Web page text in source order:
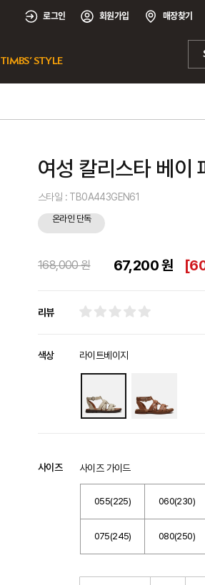
로그인 회원가입 매장찾기
TIMBS’ STYLE
여성 칼리스타 베이
스타일 : TB0A443GEN61
온라인 단독
168,000 원 67,200 원 [
리뷰
색상 라이트베이지
사이즈 사이즈 가이드
055(225) 060(230)
075(245) 080(250)